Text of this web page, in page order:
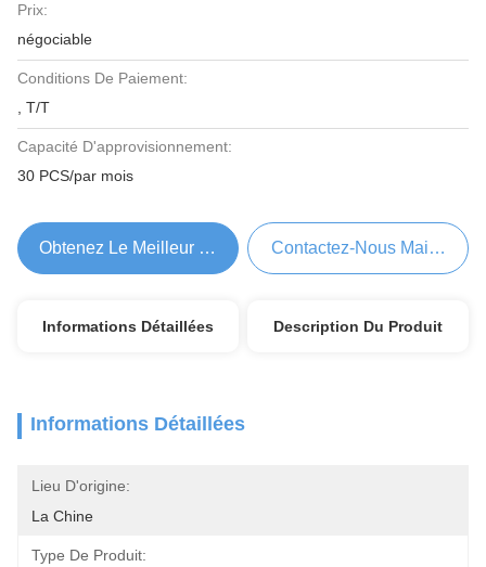
Prix:
négociable
Conditions De Paiement:
, T/T
Capacité D'approvisionnement:
30 PCS/par mois
Obtenez Le Meilleur Prix Contactez-Nous Maintenant
Informations Détaillées Description Du Produit
Informations Détaillées
Lieu D'origine:
La Chine
Type De Produit: